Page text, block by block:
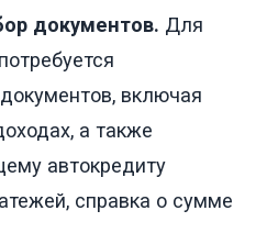
документов. Для
включая
а также
автокредиту
справка о сумме